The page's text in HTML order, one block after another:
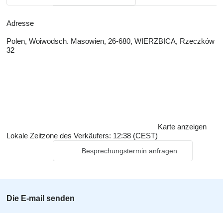
Adresse
Polen, Woiwodsch. Masowien, 26-680, WIERZBICA, Rzeczków
32
Karte anzeigen
Lokale Zeitzone des Verkäufers: 12:38 (CEST)
Besprechungstermin anfragen
Die E-mail senden